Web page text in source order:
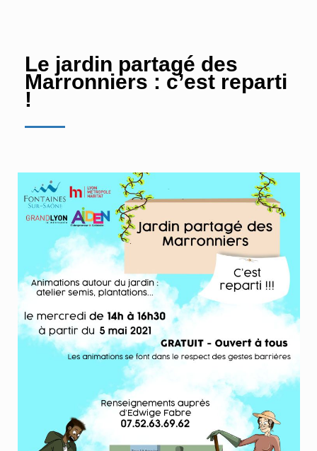
Le jardin partagé des
Marronniers : c’est reparti
!